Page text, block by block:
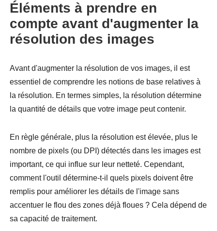
Éléments à prendre en
compte avant d'augmenter la
résolution des images
Avant d'augmenter la résolution de vos images, il est
essentiel de comprendre les notions de base relatives à
la résolution. En termes simples, la résolution détermine
la quantité de détails que votre image peut contenir.
En règle générale, plus la résolution est élevée, plus le
nombre de pixels (ou DPI) détectés dans les images est
important, ce qui influe sur leur netteté. Cependant,
comment l'outil détermine-t-il quels pixels doivent être
remplis pour améliorer les détails de l'image sans
accentuer le flou des zones déjà floues ? Cela dépend de
sa capacité de traitement.